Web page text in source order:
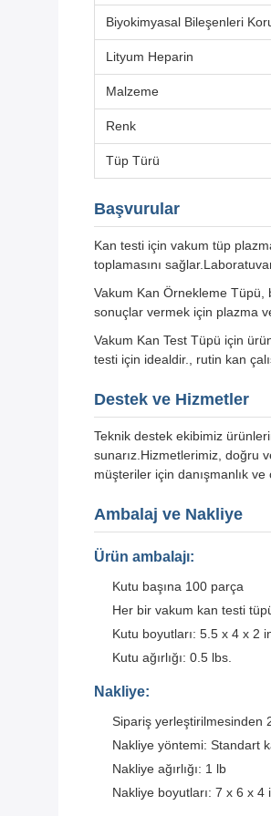
Biyokimyasal Bileşenleri
Lityum Heparin
Malzeme
Renk
Tüp Türü
Başvurular
Kan testi için vakum tüp
toplamasını
Vakum Kan Örnekleme Tüpü,
sonuçlar vermek için plazma
Vakum Kan Test Tüpü için
testi için idealdir., rutin kan
Destek ve Hizmetler
Teknik destek ekibimiz
sunarız.Hizmetlerimiz, doğru
müşteriler için danışmanlık
Ambalaj ve Nakliye
Ürün ambalajı:
Kutu başına 100 parça
Her bir vakum kan testi
Kutu boyutları: 5.5 x 4 x 2
Kutu ağırlığı: 0.5 lbs.
Nakliye:
Sipariş yerleştirilmesinden
Nakliye yöntemi: Standart
Nakliye ağırlığı: 1 lb
Nakliye boyutları: 7 x 6 x 4